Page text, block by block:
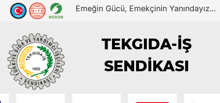
Emeğin Gücü, Emekçinin Yanındayız...
TEKGIDA-İŞ
SENDİKASI